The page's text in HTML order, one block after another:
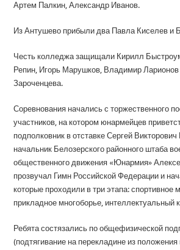
Артем Палкин, Александр Иванов.
Из Антушево прибыли два Павла Киселев и
Честь колледжа защищали Кирилл
Репин, Игорь Марушков, Владимир Ларионов
Зароченцева.
Соревнования начались с торжественного
участников, на котором юнармейцев
подполковник в отставке Сергей Викторович
начальник Белозерского районного штаба
общественного движения «Юнармия»
прозвучал Гимн Российской Федерации и
которые проходили в три этапа: спортивное
прикладное многоборье, интеллектуальный
Ребята состязались по общефизической
(подтягивание на перекладине из